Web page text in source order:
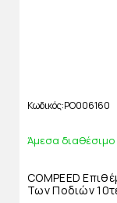
Κωδικός PO006160
Άμεσα διαθέσιμο
COMPEED
Των Ποδιών